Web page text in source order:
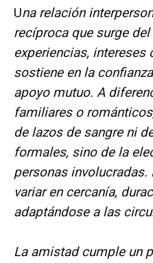
Una relación
recíproca que surge
experiencias, intereses
sostiene en la
apoyo mutuo. A
familiares o
de lazos de sangre ni
formales, sino de la
personas involucradas.
variar en cercanía,
adaptándose a las
La amistad cumple un